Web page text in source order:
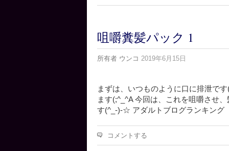
咀嚼糞髪パック 1
所有者 ウンコ 2019年6月15日
まずは、いつものように口に排泄で
ます(;^_^A 今回は、これを咀嚼させ
す(^_-)-☆ アダルトブログランキング
コメントする